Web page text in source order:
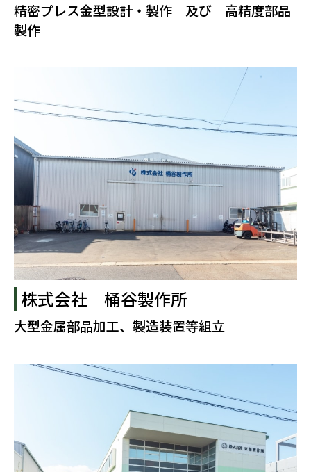
精密プレス金型設計・製作 及び 高精度部品
製作
株式会社 桶谷製作所
大型金属部品加工、製造装置等組立